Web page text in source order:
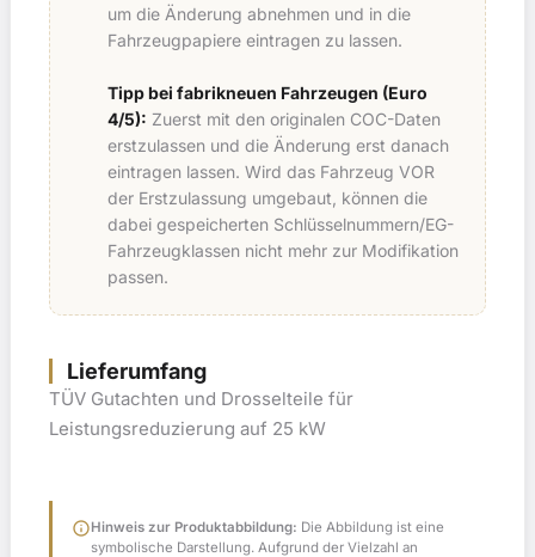
um die Änderung abnehmen und in die
Fahrzeugpapiere eintragen zu lassen.
Tipp bei fabrikneuen Fahrzeugen (Euro
4/5): Zuerst mit den originalen COC-Daten
erstzulassen und die Änderung erst danach
eintragen lassen. Wird das Fahrzeug VOR
der Erstzulassung umgebaut, können die
dabei gespeicherten Schlüsselnummern/EG-
Fahrzeugklassen nicht mehr zur Modifikation
passen.
Lieferumfang
TÜV Gutachten und Drosselteile für
Leistungsreduzierung auf 25 kW
infoHinweis zur Produktabbildung: Die Abbildung ist eine
symbolische Darstellung. Aufgrund der Vielzahl an